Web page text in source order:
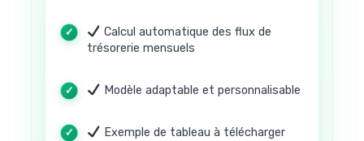
Calcul automatique des flux de
trésorerie mensuels
Modèle adaptable et personnalisable
Exemple de tableau à télécharger